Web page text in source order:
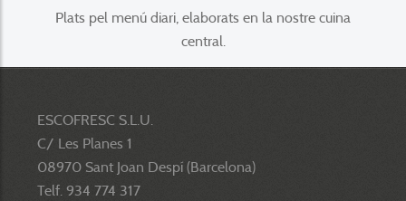
Plats pel menú diari, elaborats en la nostre cuina
central.
ESCOFRESC S.L.U.
C/ Les Planes 1
08970 Sant Joan Despí (Barcelona)
Telf. 934 774 317